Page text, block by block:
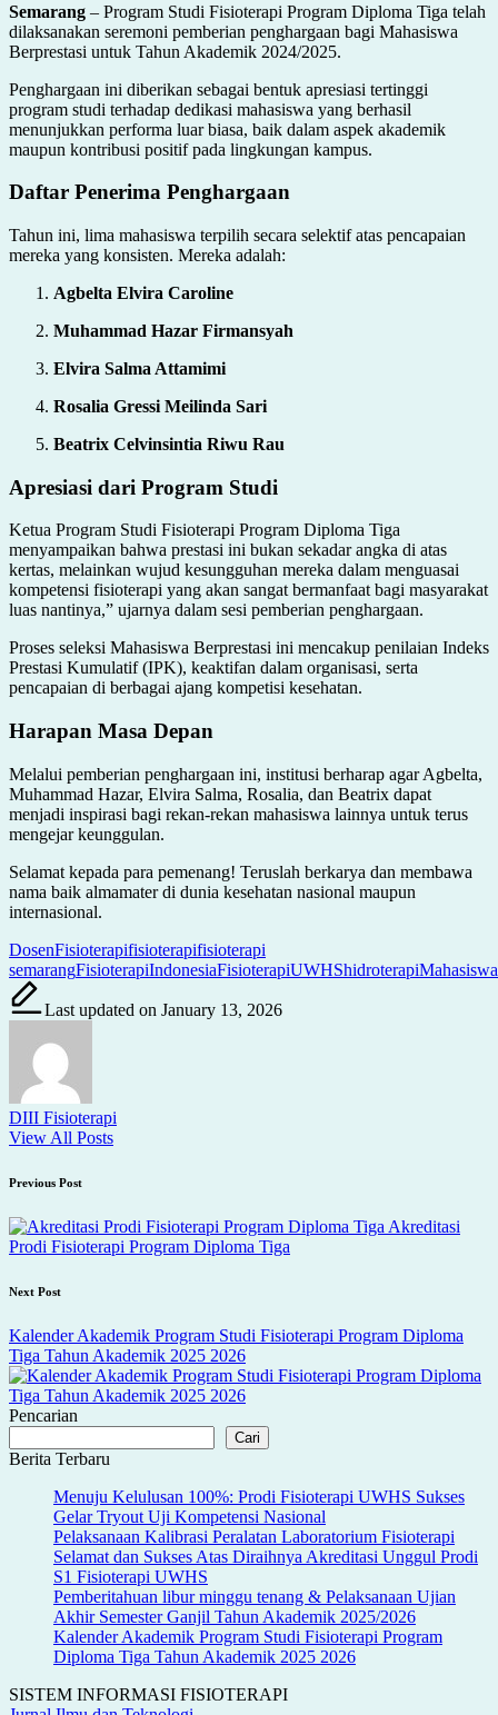
Semarang – Program Studi Fisioterapi Program Diploma Tiga telah
dilaksanakan seremoni pemberian penghargaan bagi Mahasiswa
Berprestasi untuk Tahun Akademik 2024/2025.
Penghargaan ini diberikan sebagai bentuk apresiasi tertinggi
program studi terhadap dedikasi mahasiswa yang berhasil
menunjukkan performa luar biasa, baik dalam aspek akademik
maupun kontribusi positif pada lingkungan kampus.
Daftar Penerima Penghargaan
Tahun ini, lima mahasiswa terpilih secara selektif atas pencapaian
mereka yang konsisten. Mereka adalah:
Agbelta Elvira Caroline
Muhammad Hazar Firmansyah
Elvira Salma Attamimi
Rosalia Gressi Meilinda Sari
Beatrix Celvinsintia Riwu Rau
Apresiasi dari Program Studi
Ketua Program Studi Fisioterapi Program Diploma Tiga
menyampaikan bahwa prestasi ini bukan sekadar angka di atas
kertas, melainkan wujud kesungguhan mereka dalam menguasai
kompetensi fisioterapi yang akan sangat bermanfaat bagi masyarakat
luas nantinya,” ujarnya dalam sesi pemberian penghargaan.
Proses seleksi Mahasiswa Berprestasi ini mencakup penilaian Indeks
Prestasi Kumulatif (IPK), keaktifan dalam organisasi, serta
pencapaian di berbagai ajang kompetisi kesehatan.
Harapan Masa Depan
Melalui pemberian penghargaan ini, institusi berharap agar Agbelta,
Muhammad Hazar, Elvira Salma, Rosalia, dan Beatrix dapat
menjadi inspirasi bagi rekan-rekan mahasiswa lainnya untuk terus
mengejar keunggulan.
Selamat kepada para pemenang! Teruslah berkarya dan membawa
nama baik almamater di dunia kesehatan nasional maupun
internasional.
Tags:
DosenFisioterapifisioterapifisioterapi
semarangFisioterapiIndonesiaFisioterapiUWHShidroterapi
Last updated on January 13, 2026
DIII Fisioterapi
View All Posts
Post
navigation
Previous Post
Akreditasi
Prodi Fisioterapi Program Diploma Tiga
Next Post
Kalender Akademik Program Studi Fisioterapi Program Diploma
Tiga Tahun Akademik 2025 2026
Pencarian
Cari
Berita Terbaru
Menuju Kelulusan 100%: Prodi Fisioterapi UWHS Sukses
Gelar Tryout Uji Kompetensi Nasional
Pelaksanaan Kalibrasi Peralatan Laboratorium Fisioterapi
Selamat dan Sukses Atas Diraihnya Akreditasi Unggul Prodi
S1 Fisioterapi UWHS
Pemberitahuan libur minggu tenang & Pelaksanaan Ujian
Akhir Semester Ganjil Tahun Akademik 2025/2026
Kalender Akademik Program Studi Fisioterapi Program
Diploma Tiga Tahun Akademik 2025 2026
SISTEM INFORMASI FISIOTERAPI